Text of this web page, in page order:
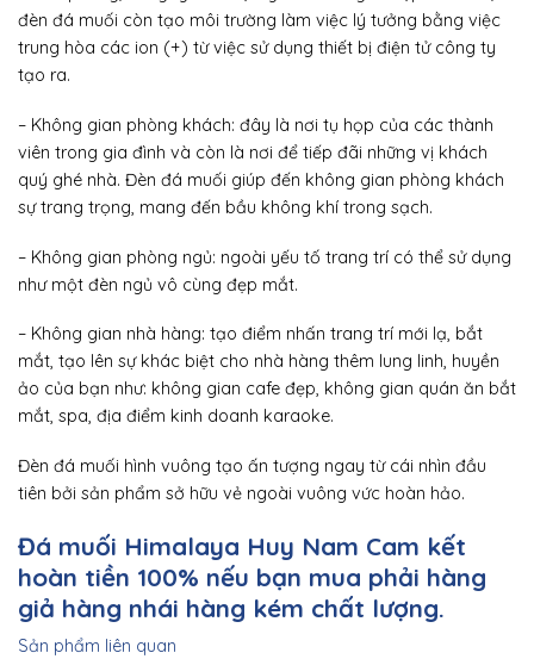
đèn đá muối còn tạo môi trường làm việc lý tưởng bằng việc
trung hòa các ion (+) từ việc sử dụng thiết bị điện tử công ty
tạo ra.
– Không gian phòng khách: đây là nơi tụ họp của các thành
viên trong gia đình và còn là nơi để tiếp đãi những vị khách
quý ghé nhà. Đèn đá muối giúp đến không gian phòng khách
sự trang trọng, mang đến bầu không khí trong sạch.
– Không gian phòng ngủ: ngoài yếu tố trang trí có thể sử dụng
như một đèn ngủ vô cùng đẹp mắt.
– Không gian nhà hàng: tạo điểm nhấn trang trí mới lạ, bắt
mắt, tạo lên sự khác biệt cho nhà hàng thêm lung linh, huyền
ảo của bạn như: không gian cafe đẹp, không gian quán ăn bắt
mắt, spa, địa điểm kinh doanh karaoke.
Đèn đá muối hình vuông tạo ấn tượng ngay từ cái nhìn đầu
tiên bởi sản phẩm sở hữu vẻ ngoài vuông vức hoàn hảo.
Đá muối Himalaya Huy Nam Cam kết
hoàn tiền 100% nếu bạn mua phải hàng
giả hàng nhái hàng kém chất lượng.
Sản phẩm liên quan